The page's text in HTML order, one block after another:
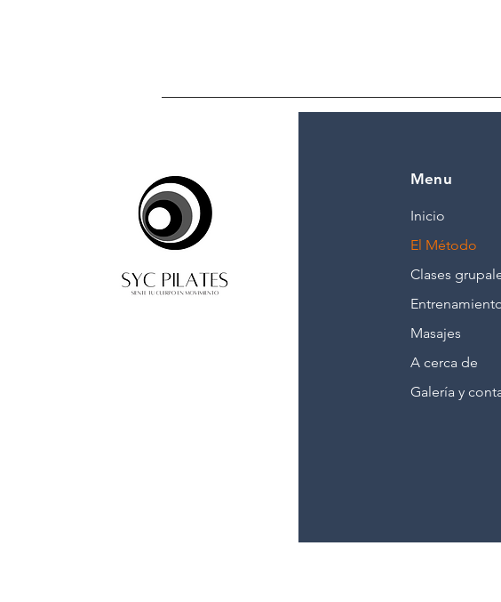
Menu
Inicio
El Método
Clases
Masajes
A cerca de
Galería y